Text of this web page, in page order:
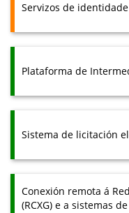
Servizos de
Plataforma de
Sistema de licitación
Conexión remota á
(RCXG) e a sistemas